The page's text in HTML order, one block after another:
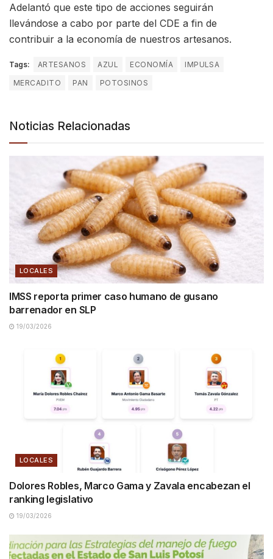
Adelantó que este tipo de acciones seguirán
llevándose a cabo por parte del CDE a fin de
contribuir a la economía de nuestros artesanos.
Tags: ARTESANOS AZUL ECONOMÍA
IMPULSA
MERCADITO
PAN POTOSINOS
Noticias Relacionadas
LOCALES
IMSS reporta primer caso humano de gusano
barrenador en SLP
19/03/2026
LOCALES
Dolores Robles, Marco Gama y Zavala encabezan el
ranking legislativo
19/03/2026